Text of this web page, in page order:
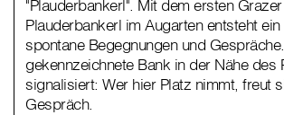
"Plauderbankerl". Mit dem ersten Grazer
Plauderbankerl im Augarten entsteht
spontane Begegnungen und
gekennzeichnete Bank in der Nähe des
signalisiert: Wer hier Platz nimmt, freut
Gespräch.